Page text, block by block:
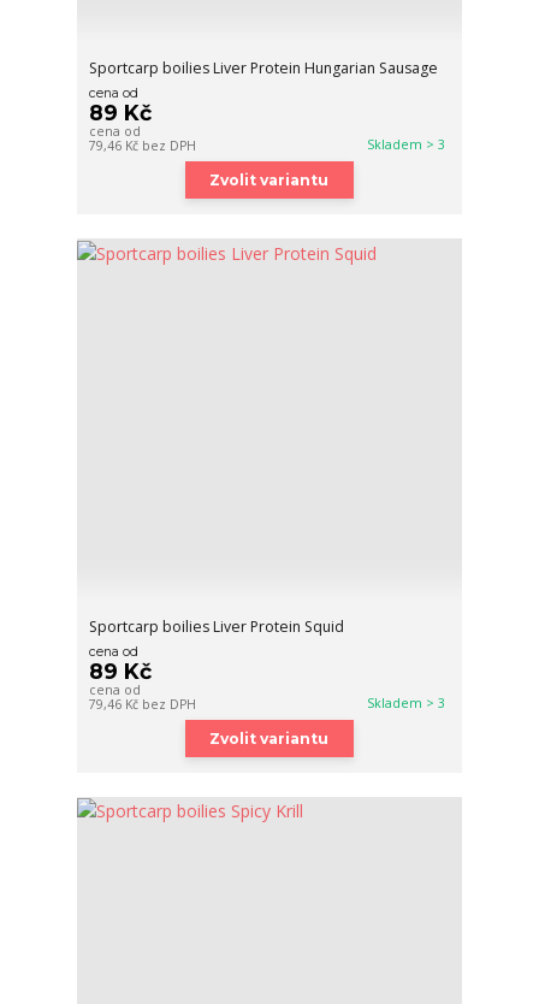
Sportcarp boilies Liver Protein Hungarian Sausage
cena od
89 Kč
cena od
79,46 Kč bez DPH Skladem > 3
Zvolit variantu
Sportcarp boilies Liver Protein Squid
cena od
89 Kč
cena od
79,46 Kč bez DPH Skladem > 3
Zvolit variantu